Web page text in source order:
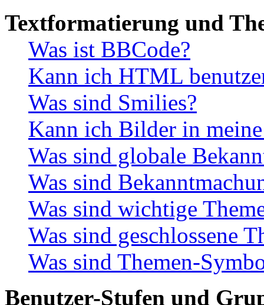
Textformatierung und
Was ist BBCode?
Kann ich HTML
Was sind Smilies?
Kann ich Bilder in
Was sind globale
Was sind
Was sind wichtige
Was sind geschlossene
Was sind Themen-
Benutzer-Stufen und